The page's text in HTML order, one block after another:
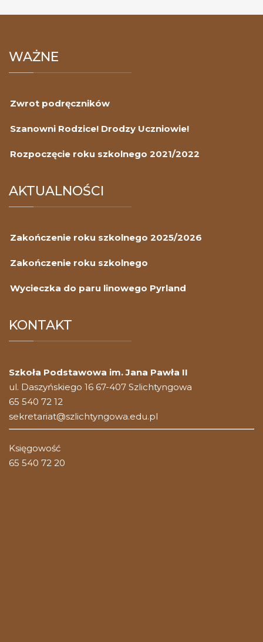
WAŻNE
Zwrot podręczników
Szanowni Rodzice! Drodzy Uczniowie!
Rozpoczęcie roku szkolnego 2021/2022
AKTUALNOŚCI
Zakończenie roku szkolnego 2025/2026
Zakończenie roku szkolnego
Wycieczka do paru linowego Pyrland
KONTAKT
Szkoła Podstawowa im. Jana Pawła II
ul. Daszyńskiego 16 67-407 Szlichtyngowa
65 540 72 12
sekretariat@szlichtyngowa.edu.pl
Księgowość
65 540 72 20